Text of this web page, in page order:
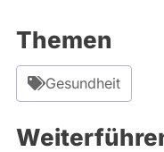
Themen
Gesundheit